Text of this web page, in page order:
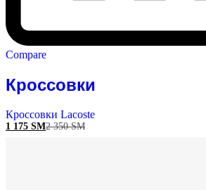
Compare
Кроссовки
Кроссовки Lacoste
1 175 ЅМ2 350ЅМ